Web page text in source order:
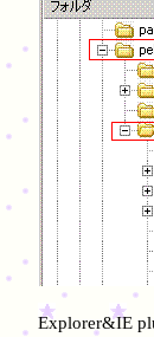
Explorer&IE